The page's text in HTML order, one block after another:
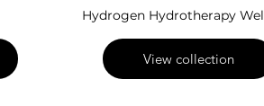
Hydrogen Hydrotherapy
View collection